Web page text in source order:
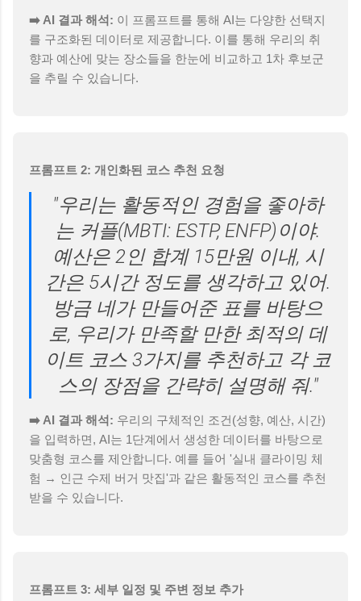
➡️ AI 결과 해석: 이 프롬프트를 통해 AI는 다양한 선택지
를 구조화된 데이터로 제공합니다. 이를 통해 우리의 취
향과 예산에 맞는 장소들을 한눈에 비교하고 1차 후보군
을 추릴 수 있습니다.
프롬프트 2: 개인화된 코스 추천 요청
"우리는 활동적인 경험을 좋아하
는 커플(MBTI: ESTP, ENFP)이야.
예산은 2인 합계 15만원 이내, 시
간은 5시간 정도를 생각하고 있어.
방금 네가 만들어준 표를 바탕으
로, 우리가 만족할 만한 최적의 데
이트 코스 3가지를 추천하고 각 코
스의 장점을 간략히 설명해 줘."
➡️ AI 결과 해석: 우리의 구체적인 조건(성향, 예산, 시간)
을 입력하면, AI는 1단계에서 생성한 데이터를 바탕으로
맞춤형 코스를 제안합니다. 예를 들어 '실내 클라이밍 체
험 → 인근 수제 버거 맛집'과 같은 활동적인 코스를 추천
받을 수 있습니다.
프롬프트 3: 세부 일정 및 주변 정보 추가